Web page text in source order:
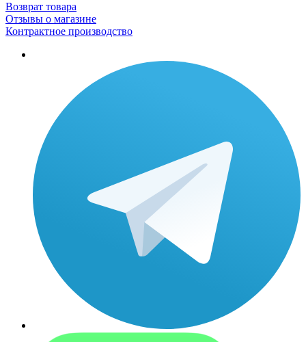
Возврат товара
Отзывы о магазине
Контрактное производство